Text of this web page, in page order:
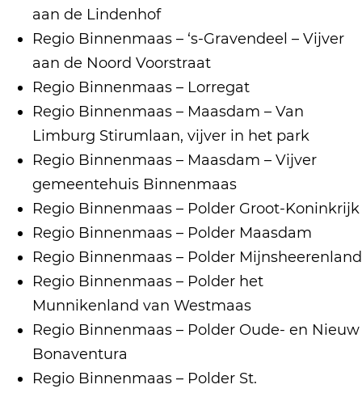
aan de Lindenhof
Regio Binnenmaas – ‘s-Gravendeel – Vijver
aan de Noord Voorstraat
Regio Binnenmaas – Lorregat
Regio Binnenmaas – Maasdam – Van
Limburg Stirumlaan, vijver in het park
Regio Binnenmaas – Maasdam – Vijver
gemeentehuis Binnenmaas
Regio Binnenmaas – Polder Groot-Koninkrijk
Regio Binnenmaas – Polder Maasdam
Regio Binnenmaas – Polder Mijnsheerenland
Regio Binnenmaas – Polder het
Munnikenland van Westmaas
Regio Binnenmaas – Polder Oude- en Nieuw
Bonaventura
Regio Binnenmaas – Polder St.